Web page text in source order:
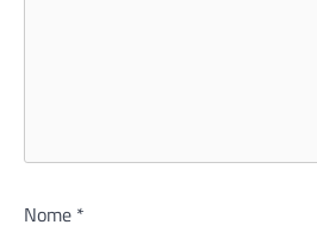
Nome *